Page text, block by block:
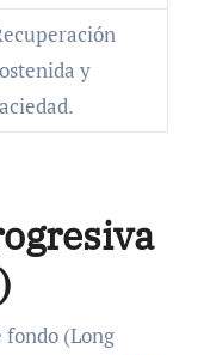
y
(Long